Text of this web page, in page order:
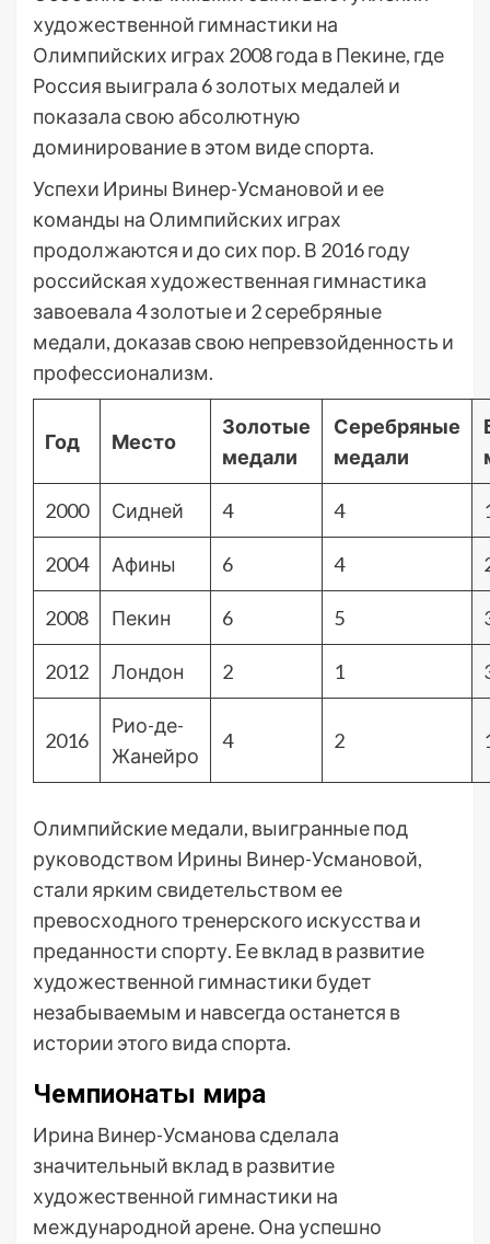
художественной гимнастики на
Олимпийских играх 2008 года в Пекине, где
Россия выиграла 6 золотых медалей и
показала свою абсолютную
доминирование в этом виде спорта.
Успехи Ирины Винер-Усмановой и ее
команды на Олимпийских играх
продолжаются и до сих пор. В 2016 году
российская художественная гимнастика
завоевала 4 золотые и 2 серебряные
медали, доказав свою непревзойденность и
профессионализм.
Год Место
Золотые
медали
Серебряные
медали
2000 Сидней 4 4
2004 Афины 6 4
2008 Пекин 6 5
2012 Лондон 2 1
2016
Рио-де-
Жанейро
4 2
Олимпийские медали, выигранные под
руководством Ирины Винер-Усмановой,
стали ярким свидетельством ее
превосходного тренерского искусства и
преданности спорту. Ее вклад в развитие
художественной гимнастики будет
незабываемым и навсегда останется в
истории этого вида спорта.
Чемпионаты мира
Ирина Винер-Усманова сделала
значительный вклад в развитие
художественной гимнастики на
международной арене. Она успешно